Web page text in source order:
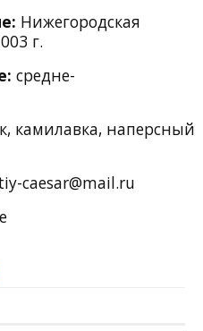
Нижегородская
г.
средне-
камилавка, наперсный
caesar@mail.ru